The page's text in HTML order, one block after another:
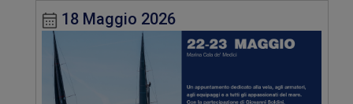
18 Maggio 2026